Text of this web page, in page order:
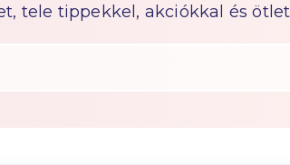
tele tippekkel, akciókkal és